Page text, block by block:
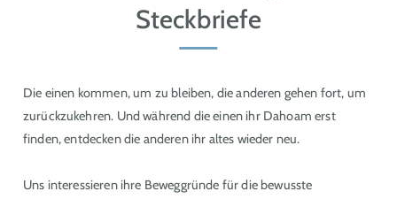
Steckbriefe
Die einen kommen, um zu bleiben, die anderen gehen fort, um
zurückzukehren. Und während die einen ihr Dahoam erst
finden, entdecken die anderen ihr altes wieder neu.
Uns interessieren ihre Beweggründe für die bewusste